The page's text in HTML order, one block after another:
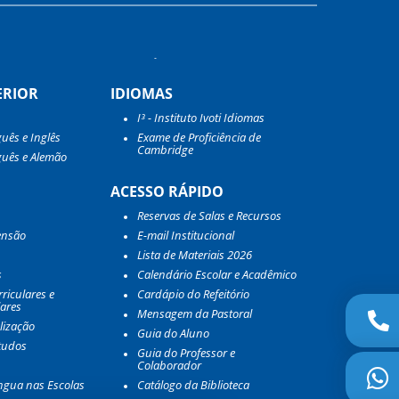
e Inglês
e Alemão
e
nas Escolas
IDIOMAS
I³ - Instituto Ivoti Idiomas
Exame de Proficiência de
Cambridge
ACESSO RÁPIDO
Reservas de Salas e Recursos
E-mail Institucional
Lista de Materiais 2026
Calendário Escolar e Acadêmico
Cardápio do Refeitório
Mensagem da Pastoral
Guia do Aluno
Guia do Professor e
Colaborador
Catálogo da Biblioteca